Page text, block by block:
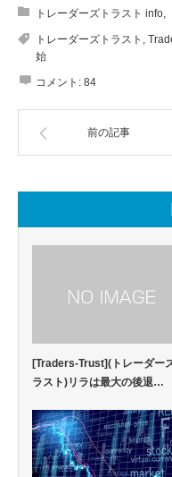
トレーダーズトラスト info,
トレーダーズトラスト ,
始
コメント: 84
前の記事
[Traders-Trust](トレーダー
ラスト)リラは最大の後退…